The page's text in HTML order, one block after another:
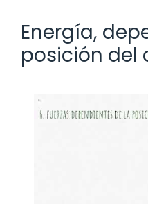
Energía,
posición del